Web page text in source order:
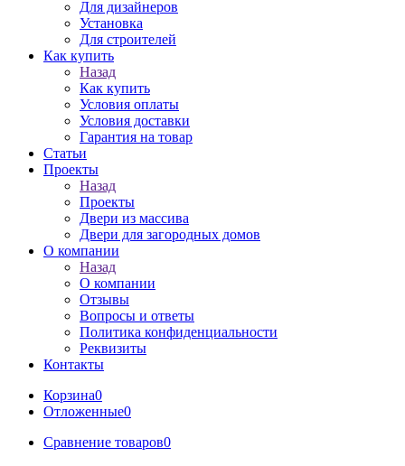
Для дизайнеров
Установка
Для строителей
Как купить
Назад
Как купить
Условия оплаты
Условия доставки
Гарантия на товар
Статьи
Проекты
Назад
Проекты
Двери из массива
Двери для загородных домов
О компании
Назад
О компании
Отзывы
Вопросы и ответы
Политика конфиденциальности
Реквизиты
Контакты
Корзина0
Отложенные0
Сравнение товаров0